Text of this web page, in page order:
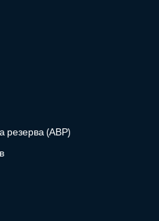
резерва (АВР)